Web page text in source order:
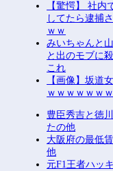
【驚愕】 社内
してたら逮捕
ｗｗ
みいちゃんと
と出のモブに
これ
【画像】坂道
ｗｗｗｗｗｗ
豊臣秀吉と徳
たの他
大阪府の最低
他
元F1王者ハッ